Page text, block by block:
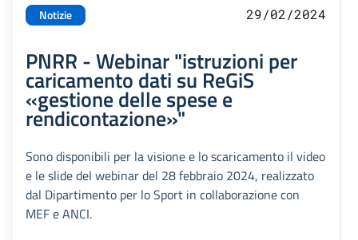
Notizie 29/02/2024
PNRR - Webinar "istruzioni per
caricamento dati su ReGiS
«gestione delle spese e
rendicontazione»"
Sono disponibili per la visione e lo scaricamento il video
e le slide del webinar del 28 febbraio 2024, realizzato
dal Dipartimento per lo Sport in collaborazione con
MEF e ANCI.